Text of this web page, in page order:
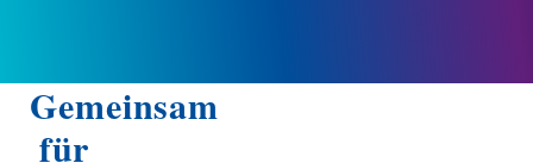
Gemeinsam
für